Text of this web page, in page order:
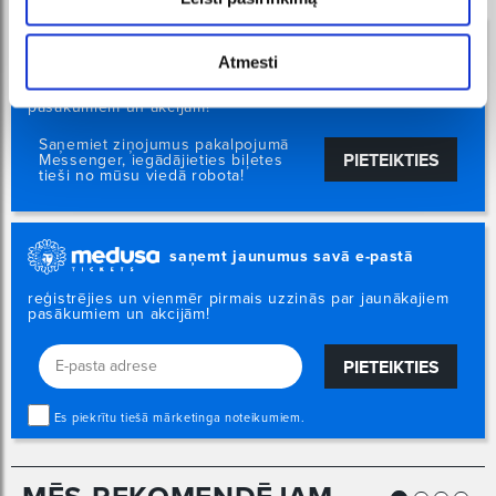
Atmesti
reģistrējies un vienmēr pirmais uzzinās par jaunākajiem
pasākumiem un akcijām!
Saņemiet ziņojumus pakalpojumā
Messenger, iegādājieties biļetes
tieši no mūsu viedā robota!
PIETEIKTIES
saņemt jaunumus savā e-pastā
reģistrējies un vienmēr pirmais uzzinās par jaunākajiem
pasākumiem un akcijām!
PIETEIKTIES
Es piekrītu tiešā mārketinga noteikumiem.